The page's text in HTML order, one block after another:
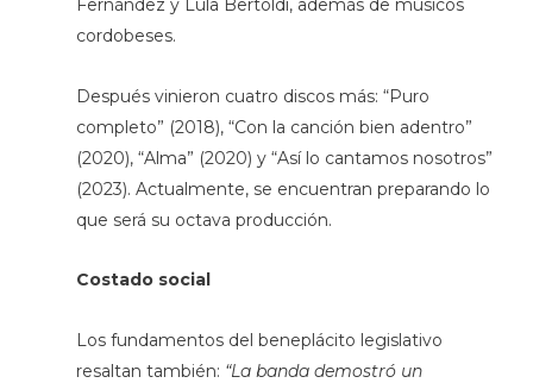
Fernández y Lula Bertoldi, además de músicos
cordobeses.
Después vinieron cuatro discos más: “Puro
completo” (2018), “Con la canción bien adentro”
(2020), “Alma” (2020) y “Así lo cantamos nosotros”
(2023). Actualmente, se encuentran preparando lo
que será su octava producción.
Costado social
Los fundamentos del beneplácito legislativo
resaltan también: “La banda demostró un